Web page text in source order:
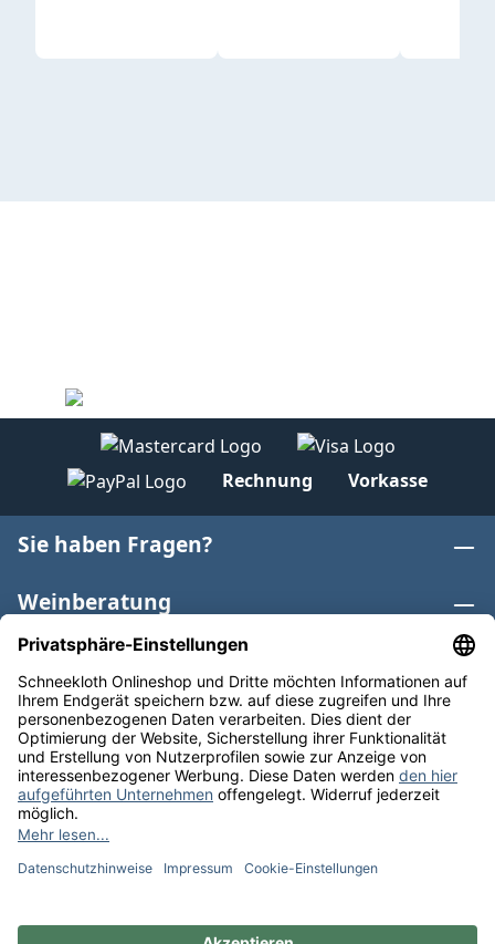
Rechnung Vorkasse
Sie haben Fragen?
Weinberatung
Informationen
Weinkategorien
Internationaler Wein
* Alle Preise inkl. gesetzl. Mehrwertsteuer zzgl.
anders angegeben. Bioprodukte im Bio-Kontrollverfahren